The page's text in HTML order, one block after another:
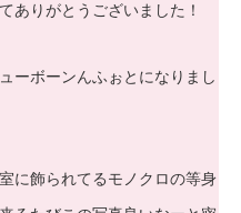
ありがとうございました！
ーボーンんふぉとになりまし
に飾られてるモノクロの等身